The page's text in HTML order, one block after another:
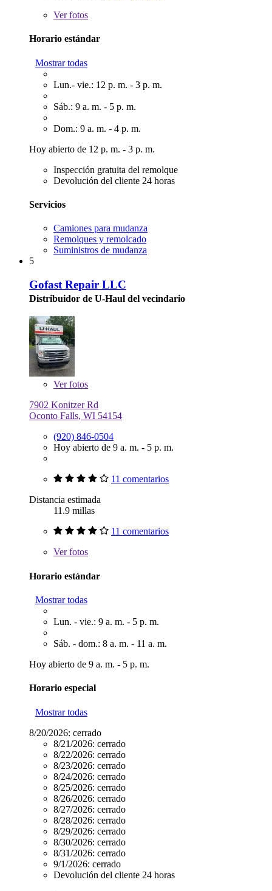
Verfotos
Horario estándar
Mostrar todas
Lun.- vie.: 12 p. m. - 3 p. m.
Sáb.: 9 a. m. - 5 p. m.
Dom.: 9 a. m. - 4 p. m.
Hoy abierto de 12 p. m. - 3 p. m.
Inspección gratuita del remolque
Devolución del cliente 24 horas
Servicios
Camiones para mudanza
Remolques y remolcado
Suministros de mudanza
5
Gofast Repair LLC
Distribuidor de U-Haul del vecindario
Verfotos
7902 Konitzer Rd
Oconto Falls, WI 54154
(920) 846-0504
Hoy abierto de 9 a. m. - 5 p. m.
11 comentarios
Distancia estimada
11.9 millas
11 comentarios
Verfotos
Horario estándar
Mostrar todas
Lun. - vie.: 9 a. m. - 5 p. m.
Sáb. - dom.: 8 a. m. - 11 a. m.
Hoy abierto de 9 a. m. - 5 p. m.
Horario especial
Mostrar todas
8/20/2026: cerrado
8/21/2026: cerrado
8/22/2026: cerrado
8/23/2026: cerrado
8/24/2026: cerrado
8/25/2026: cerrado
8/26/2026: cerrado
8/27/2026: cerrado
8/28/2026: cerrado
8/29/2026: cerrado
8/30/2026: cerrado
8/31/2026: cerrado
9/1/2026: cerrado
Devolución del cliente 24 horas